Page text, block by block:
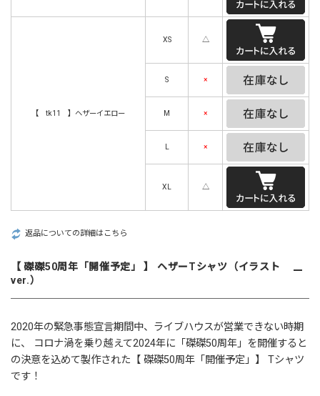
【 tk11 】ヘザーイエロー
XS △
S ×
M ×
L ×
XL △
返品についての詳細はこちら
【 磔磔50周年「開催予定」 】 ヘザーTシャツ（イラスト
ver.）
2020年の緊急事態宣言期間中、ライブハウスが営業できない時期
に、 コロナ渦を乗り越えて2024年に「 磔磔50周年」を開催すると
の決意を込めて製作された【 磔磔50周年「開催予定」】 Tシャツ
です！